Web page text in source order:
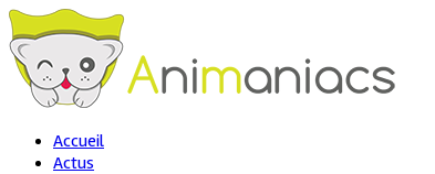
Accueil
Actus